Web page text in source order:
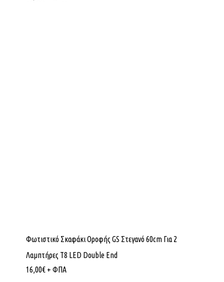
Φωτιστικό Σκαφάκι Οροφής GS Στεγανό 60cm Για 2
Λαμπτήρες Τ8 LED Double End
16,00€ + ΦΠΑ